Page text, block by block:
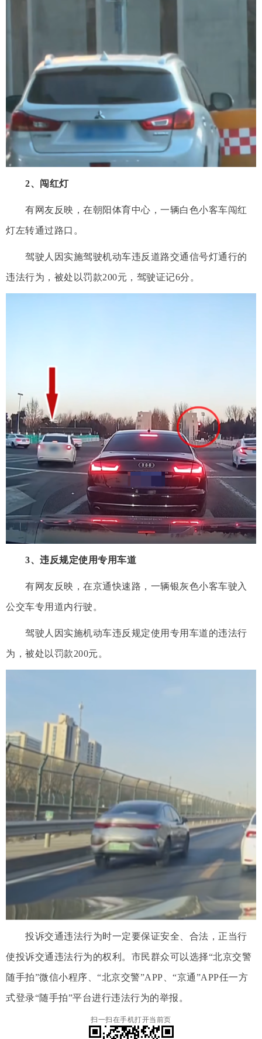
2、闯红灯
有网友反映，在朝阳体育中心，一辆白色小客车闯红
灯左转通过路口。
驾驶人因实施驾驶机动车违反道路交通信号灯通行的
违法行为，被处以罚款200元，驾驶证记6分。
3、违反规定使用专用车道
有网友反映，在京通快速路，一辆银灰色小客车驶入
公交车专用道内行驶。
驾驶人因实施机动车违反规定使用专用车道的违法行
为，被处以罚款200元。
投诉交通违法行为时一定要保证安全、合法，正当行
使投诉交通违法行为的权利。市民群众可以选择“北京交警
随手拍”微信小程序、“北京交警”APP、“京通”APP任一方
式登录“随手拍”平台进行违法行为的举报。
扫一扫在手机打开当前页